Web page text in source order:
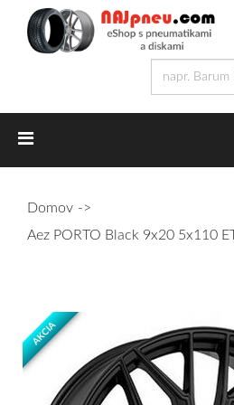
Letné pneumatiky
Zimné pneumatiky
Osobné/crossover + malé
SUV/crossover + OFFRoad-ové
Domov
Aez PORTO Black 9x20 5x110
AKCIA